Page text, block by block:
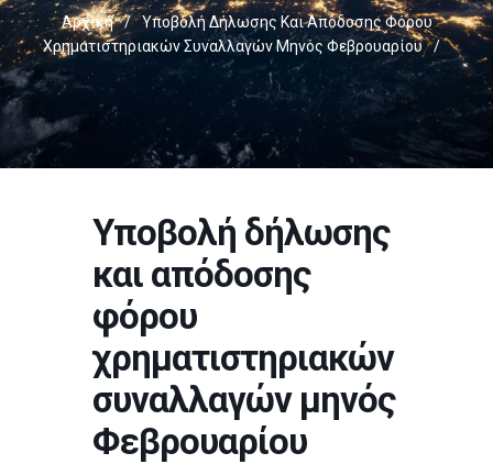
Αρχική /
Υποβολή Δήλωσης Και Απόδοσης Φόρου
Χρηματιστηριακών Συναλλαγών Μηνός Φεβρουαρίου
/
Υποβολή δήλωσης
και απόδοσης
φόρου
χρηματιστηριακών
συναλλαγών μηνός
Φεβρουαρίου